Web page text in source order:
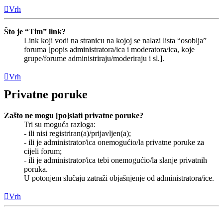
Vrh
Što je “Tim” link?
Link koji vodi na stranicu na kojoj se nalazi lista “osoblja”
foruma [popis administratora/ica i moderatora/ica, koje
grupe/forume administriraju/moderiraju i sl.].
Vrh
Privatne poruke
Zašto ne mogu [po]slati privatne poruke?
Tri su moguća razloga:
- ili nisi registriran(a)/prijavljen(a);
- ili je administrator/ica onemogućio/la privatne poruke za
cijeli forum;
- ili je administrator/ica tebi onemogućio/la slanje privatnih
poruka.
U potonjem slučaju zatraži objašnjenje od administratora/ice.
Vrh